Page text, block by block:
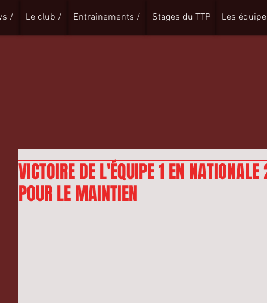
/ Le club / Entraînements / Stages du TTP Les
VICTOIRE DE L'ÉQUIPE 1 EN
POUR LE MAINTIEN